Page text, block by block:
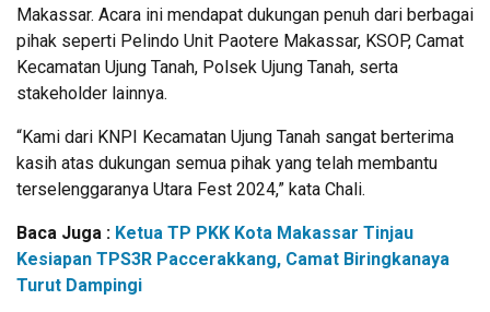
Makassar. Acara ini mendapat dukungan penuh dari berbagai
pihak seperti Pelindo Unit Paotere Makassar, KSOP, Camat
Kecamatan Ujung Tanah, Polsek Ujung Tanah, serta
stakeholder lainnya.
“Kami dari KNPI Kecamatan Ujung Tanah sangat berterima
kasih atas dukungan semua pihak yang telah membantu
terselenggaranya Utara Fest 2024,” kata Chali.
Baca Juga : Ketua TP PKK Kota Makassar Tinjau
Kesiapan TPS3R Paccerakkang, Camat Biringkanaya
Turut Dampingi